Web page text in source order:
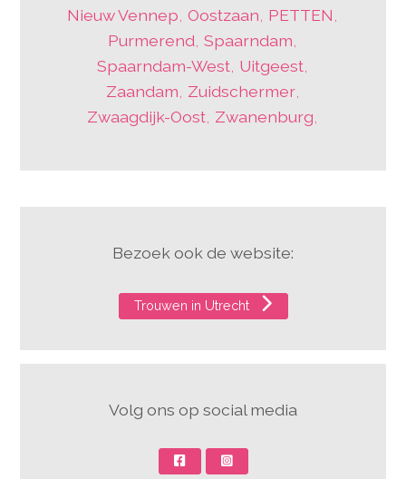
Nieuw Vennep ,Oostzaan PETTEN
Purmerend ,Spaarndam
Spaarndam-West Uitgeest
Zaandam Zuidschermer,
Zwaagdijk-Oost Zwanenburg
Bezoek ook de website:
Trouwen in Utrecht
Volg ons op social media